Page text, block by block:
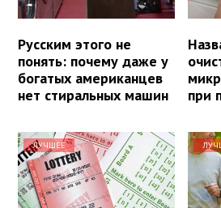
Русским этого не
понять: почему даже у
богатых американцев
нет стиральных машин
при
ЛУЧШЕЕ